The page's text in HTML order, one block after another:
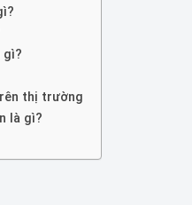
gì?
thị trường
là gì?